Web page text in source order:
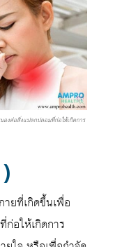
องต่อสิ่งแปลกปลอมที่ก่อให้เกิดการ
ายที่เกิดขึ้นเพื่อ
อให้เกิดการ